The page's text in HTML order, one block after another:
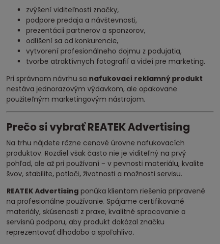
zvýšení viditeľnosti značky,
podpore predaja a návštevnosti,
prezentácii partnerov a sponzorov,
odlíšení sa od konkurencie,
vytvorení profesionálneho dojmu z podujatia,
tvorbe atraktívnych fotografií a videí pre marketing.
Pri správnom návrhu sa nafukovací reklamný produkt
nestáva jednorazovým výdavkom, ale opakovane
použiteľným marketingovým nástrojom.
Prečo si vybrať REATEK Advertising
Na trhu nájdete rôzne cenové úrovne nafukovacích
produktov. Rozdiel však často nie je viditeľný na prvý
pohľad, ale až pri používaní – v pevnosti materiálu, kvalite
švov, stabilite, potlači, životnosti a možnosti servisu.
REATEK Advertising ponúka klientom riešenia pripravené
na profesionálne používanie. Spájame certifikované
materiály, skúsenosti z praxe, kvalitné spracovanie a
servisnú podporu, aby produkt dokázal značku
reprezentovať dlhodobo a spoľahlivo.